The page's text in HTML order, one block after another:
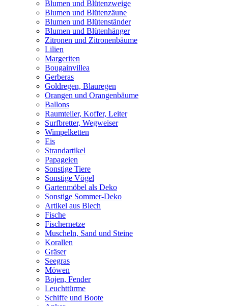
Blumen und Blütenzweige
Blumen und Blütenzäune
Blumen und Blütenständer
Blumen und Blütenhänger
Zitronen und Zitronenbäume
Lilien
Margeriten
Bougainvillea
Gerberas
Goldregen, Blauregen
Orangen und Orangenbäume
Ballons
Raumteiler, Koffer, Leiter
Surfbretter, Wegweiser
Wimpelketten
Eis
Strandartikel
Papageien
Sonstige Tiere
Sonstige Vögel
Gartenmöbel als Deko
Sonstige Sommer-Deko
Artikel aus Blech
Fische
Fischernetze
Muscheln, Sand und Steine
Korallen
Gräser
Seegras
Möwen
Bojen, Fender
Leuchttürme
Schiffe und Boote